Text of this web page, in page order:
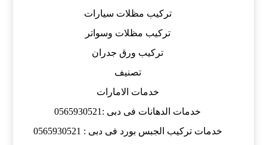
تركيب مظلات سيارات
تركيب مظلات وسواتر
تركيب ورق جدران
تصنيف
خدمات الامارات
خدمات الدهانات فى دبى :0565930521
خدمات تركيب الجبس بورد فى دبى : 0565930521